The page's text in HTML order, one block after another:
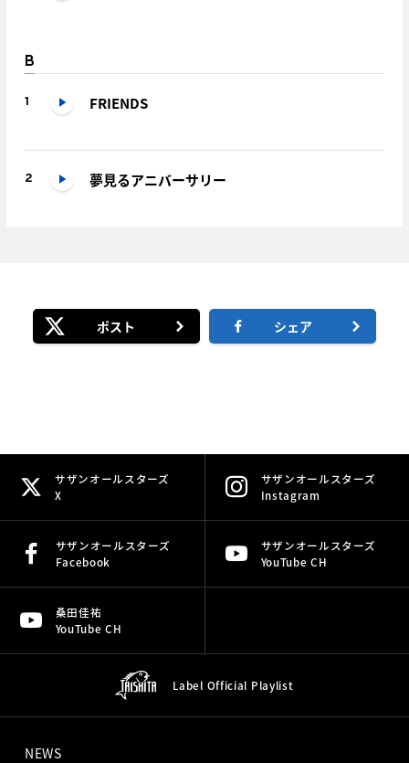
B
1 FRIENDS
2 夢見るアニバーサリー
ポスト シェア
サザンオールスターズ
X
サザンオールスターズ
Instagram
サザンオールスターズ
Facebook
サザンオールスターズ
YouTube CH
桑田佳祐
YouTube CH
Label Official Playlist
NEWS